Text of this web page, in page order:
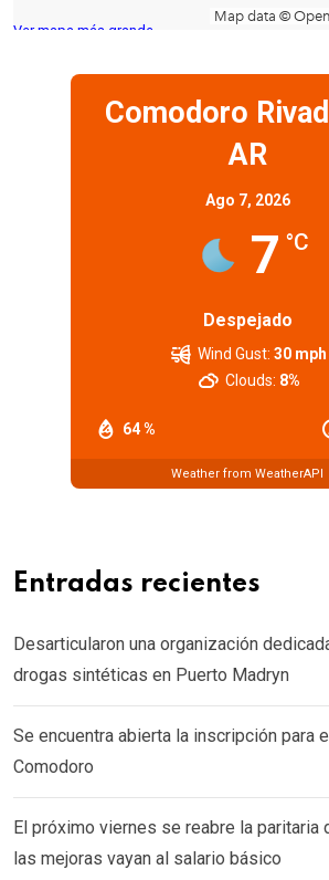
Ver mapa más grande
Comodoro
AR
Ago 7, 2026
7 °C
Despejado
64 %
Wind Gust: 30 mph
Clouds: 8%
Weather from WeatherAPI
Entradas recientes
Desarticularon una organización
drogas sintéticas en Puerto Madryn
Se encuentra abierta la inscripción para
Comodoro
El próximo viernes se reabre la paritaria
las mejoras vayan al salario básico